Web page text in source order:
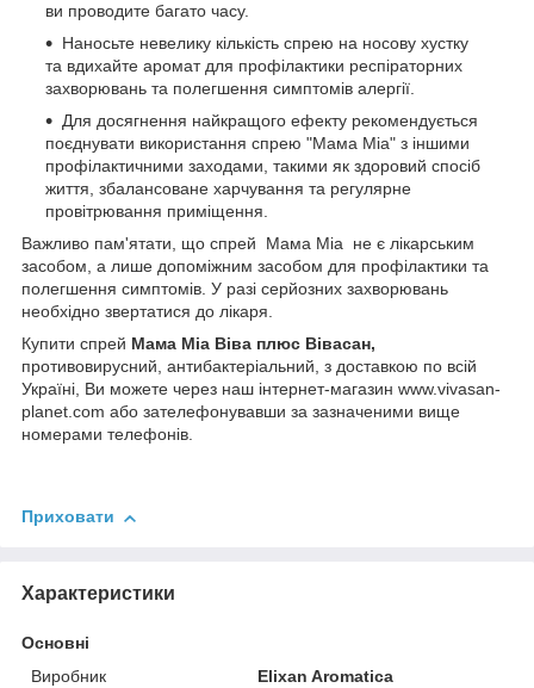
ви проводите багато часу.
Наносьте невелику кількість спрею на носову хустку
та вдихайте аромат для профілактики респіраторних
захворювань та полегшення симптомів алергії.
Для досягнення найкращого ефекту рекомендується
поєднувати використання спрею "Мама Міа" з іншими
профілактичними заходами, такими як здоровий спосіб
життя, збалансоване харчування та регулярне
провітрювання приміщення.
Важливо пам'ятати, що спрей Мама Міа не є лікарським
засобом, а лише допоміжним засобом для профілактики та
полегшення симптомів. У разі серйозних захворювань
необхідно звертатися до лікаря.
Купити спрей Мама Міа Віва плюс Вівасан,
противовирусний, антибактеріальний, з доставкою по всій
Україні, Ви можете через наш інтернет-магазин www.vivasan-
planet.com або зателефонувавши за зазначеними вище
номерами телефонів.
Приховати
Характеристики
Основні
Виробник
Elixan Aromatica